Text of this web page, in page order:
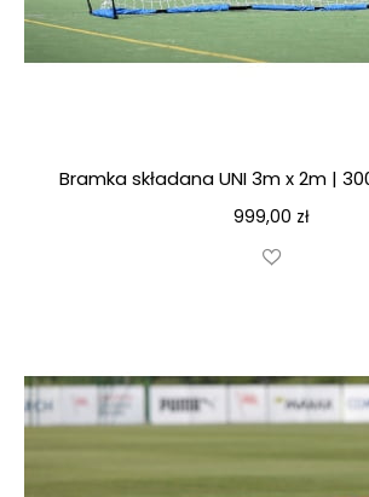
Bramka składana UNI 3m x 2m |
999,00 zł